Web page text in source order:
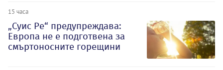
15 часа
„Суис Ре“ предупреждава:
Европа не е подготвена за
смъртоносните горещини